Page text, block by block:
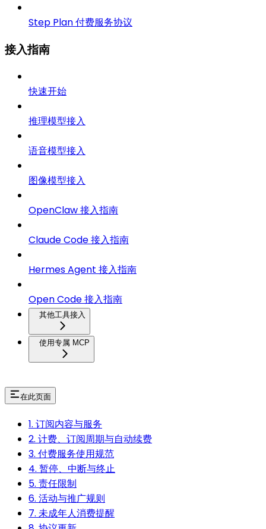
Step Plan 付费服务协议
接入指南
快速开始
推理模型接入
语音模型接入
图像模型接入
OpenClaw 接入指南
Claude Code 接入指南
Hermes Agent 接入指南
Open Code 接入指南
其他工具接入
使用专属 MCP
在此页面
1. 订阅内容与服务
2. 计费、订阅周期与自动续费
3. 付费服务使用规范
4. 暂停、中断与终止
5. 责任限制
6. 活动与推广规则
7. 未成年人消费提醒